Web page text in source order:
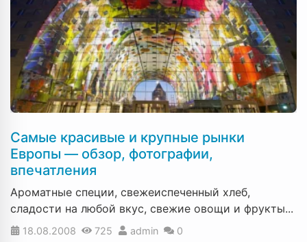
Самые красивые и крупные рынки
Европы — обзор, фотографии,
впечатления
Ароматные специи, свежеиспеченный хлеб,
сладости на любой вкус, свежие овощи и фрукты...
18.08.2008 725 admin 0